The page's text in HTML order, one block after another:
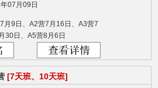
07月09日
月9日、A2营7月16日、A3营7
30日、A5营8月6日
[7天班、10天班]